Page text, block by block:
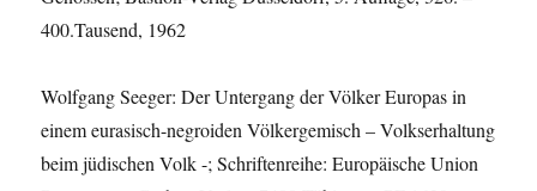
400.Tausend, 1962
Wolfgang Seeger: Der Untergang der Völker Europas in
einem eurasisch-negroiden Völkergemisch – Volkserhaltung
beim jüdischen Volk -; Schriftenreihe: Europäische Union